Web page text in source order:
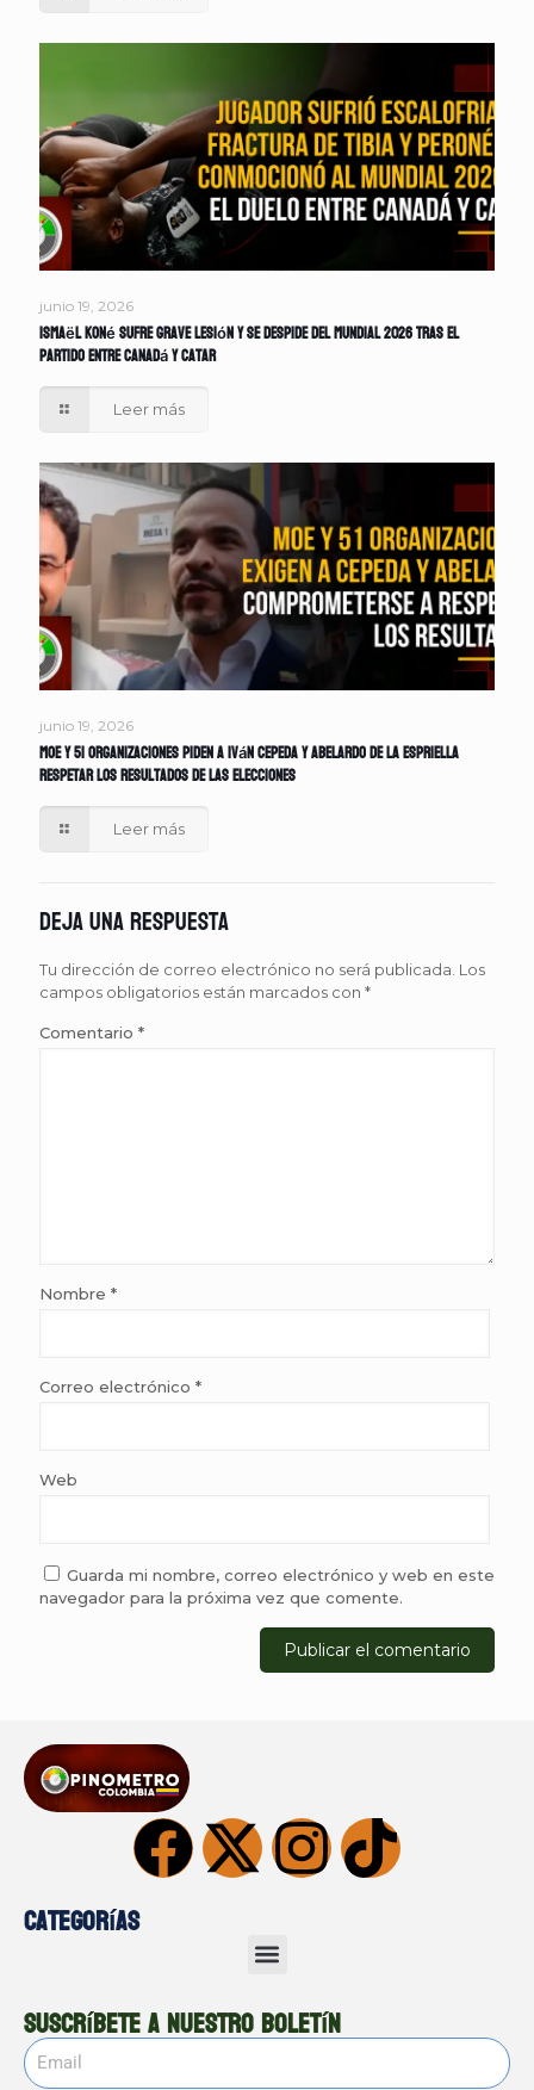
junio 19, 2026
Ismaël Koné sufre grave lesión y se despide del Mundial 2026 tras el
partido entre Canadá y Catar
Leer más
junio 19, 2026
MOE y 51 organizaciones piden a Iván Cepeda y Abelardo de la Espriella
respetar los resultados de las elecciones
Leer más
Deja una respuesta
Tu dirección de correo electrónico no será publicada. Los
campos obligatorios están marcados con *
Comentario *
Nombre *
Correo electrónico *
Web
Guarda mi nombre, correo electrónico y web en este
navegador para la próxima vez que comente.
Categorías
Suscríbete a nuestro boletín